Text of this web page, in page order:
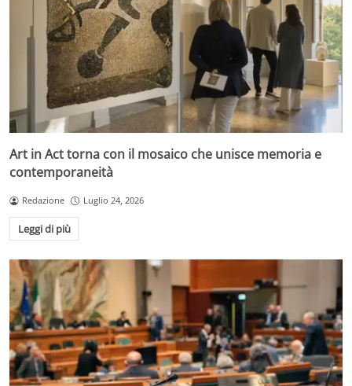
Art in Act torna con il mosaico che unisce memoria e
contemporaneità
Redazione Luglio 24, 2026
Leggi di più